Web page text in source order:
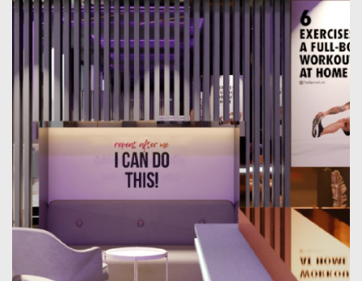
Gravity fitness
ราชพฤกษ์